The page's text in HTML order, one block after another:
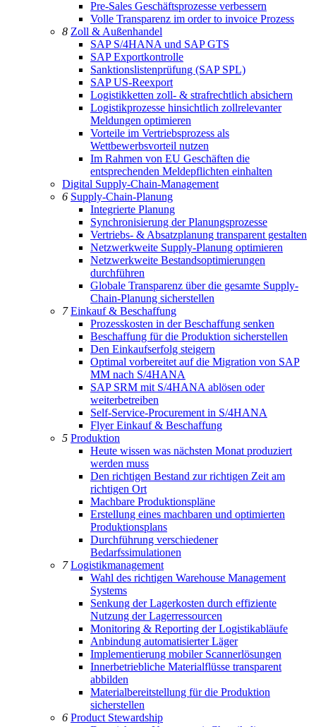
Pre-Sales Geschäftsprozesse verbessern
Volle Transparenz im order to invoice Prozess
8 Zoll & Außenhandel
SAP S/4HANA und SAP GTS
SAP Exportkontrolle
Sanktionslistenprüfung (SAP SPL)
SAP US-Reexport
Logistikketten zoll- & strafrechtlich absichern
Logistikprozesse hinsichtlich zollrelevanter
Meldungen optimieren
Vorteile im Vertriebsprozess als
Wettbewerbsvorteil nutzen
Im Rahmen von EU Geschäften die
entsprechenden Meldepflichten einhalten
Digital Supply-Chain-Management
6 Supply-Chain-Planung
Integrierte Planung
Synchronisierung der Planungsprozesse
Vertriebs- & Absatzplanung transparent gestalten
Netzwerkweite Supply-Planung optimieren
Netzwerkweite Bestandsoptimierungen
durchführen
Globale Transparenz über die gesamte Supply-
Chain-Planung sicherstellen
7Einkauf & Beschaffung
Prozesskosten in der Beschaffung senken
Beschaffung für die Produktion sicherstellen
Den Einkaufserfolg steigern
Optimal vorbereitet auf die Migration von SAP
MM nach S/4HANA
SAP SRM mit S/4HANA ablösen oder
weiterbetreiben
Self-Service-Procurement in S/4HANA
Flyer Einkauf & Beschaffung
5 Produktion
Heute wissen was nächsten Monat produziert
werden muss
Den richtigen Bestand zur richtigen Zeit am
richtigen Ort
Machbare Produktionspläne
Erstellung eines machbaren und optimierten
Produktionsplans
Durchführung verschiedener
Bedarfssimulationen
7Logistikmanagement
Wahl des richtigen Warehouse Management
Systems
Senkung der Lagerkosten durch effiziente
Nutzung der Lagerressourcen
Monitoring & Reporting der Logistikabläufe
Anbindung automatisierter Läger
Implementierung mobiler Scannerlösungen
Innerbetriebliche Materialflüsse transparent
abbilden
Materialbereitstellung für die Produktion
sicherstellen
6 Product Stewardship